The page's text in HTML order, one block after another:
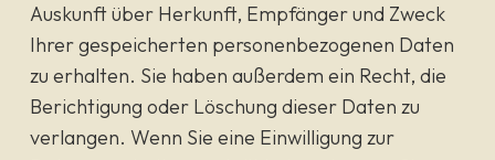
Auskunft über Herkunft, Empfänger und Zweck
Ihrer gespeicherten personenbezogenen Daten
zu erhalten. Sie haben außerdem ein Recht, die
Berichtigung oder Löschung dieser Daten zu
verlangen. Wenn Sie eine Einwilligung zur